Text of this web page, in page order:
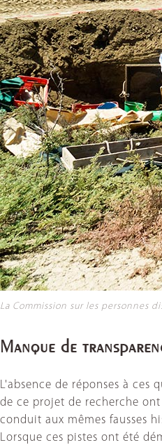
La Commission sur les personnes
Manque de
L'absence de réponses à ces
de ce projet de recherche
conduit aux mêmes fausses
Lorsque ces pistes ont été